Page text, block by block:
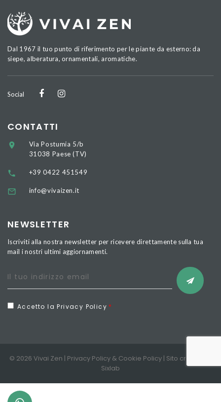
Dal 1967 il tuo punto di riferimento per le piante da esterno: da
siepe, alberatura, ornamentali, aromatiche.
Social
CONTATTI
Via Postumia 5/b
31038 Paese (TV)
+39 0422 451549
info@vivaizen.it
NEWSLETTER
Iscriviti alla nostra newsletter per ricevere direttamente sulla tua
mail i nostri ultimi aggiornamenti.
Accetto la Privacy Policy
© 2026 Vivai Zen | Privacy Policy & Cookie Policy | Sito creato da
Sixlab